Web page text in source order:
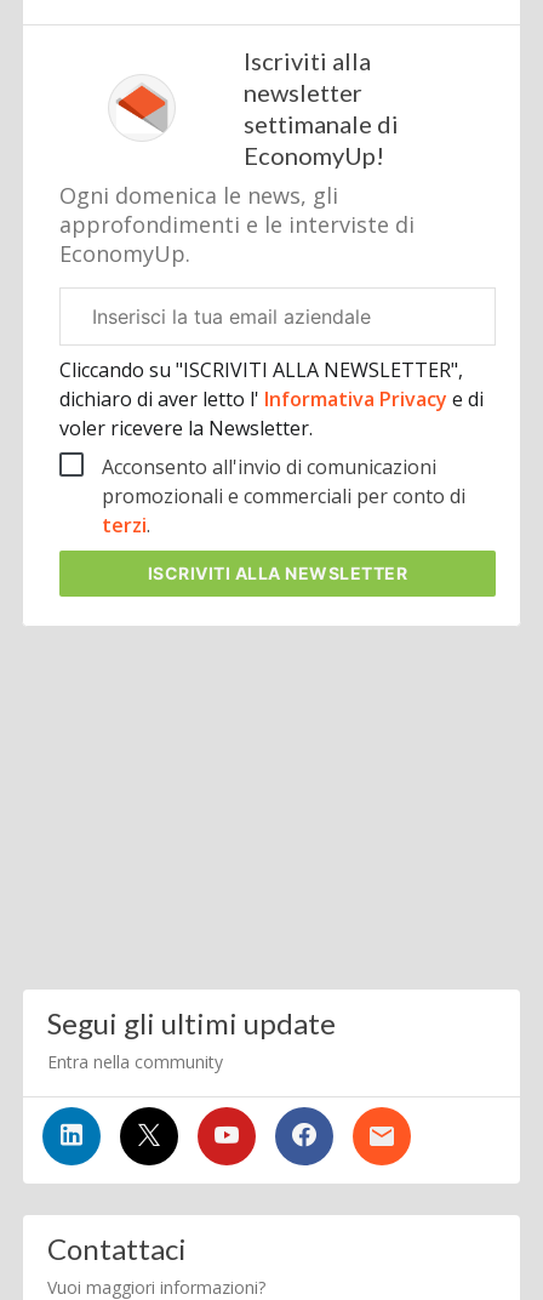
Iscriviti alla
newsletter
settimanale di
EconomyUp!
Ogni domenica le news, gli
approfondimenti e le interviste di
EconomyUp.
aziendale
Cliccando su "ISCRIVITI ALLA NEWSLETTER",
dichiaro di aver letto l' Informativa Privacye di
voler ricevere la Newsletter.
Acconsento all'invio di comunicazioni
promozionali e commerciali per conto di
terzi.
ISCRIVITI ALLA NEWSLETTER
Segui gli ultimi update
Entra nella community
Contattaci
Vuoi maggiori informazioni?